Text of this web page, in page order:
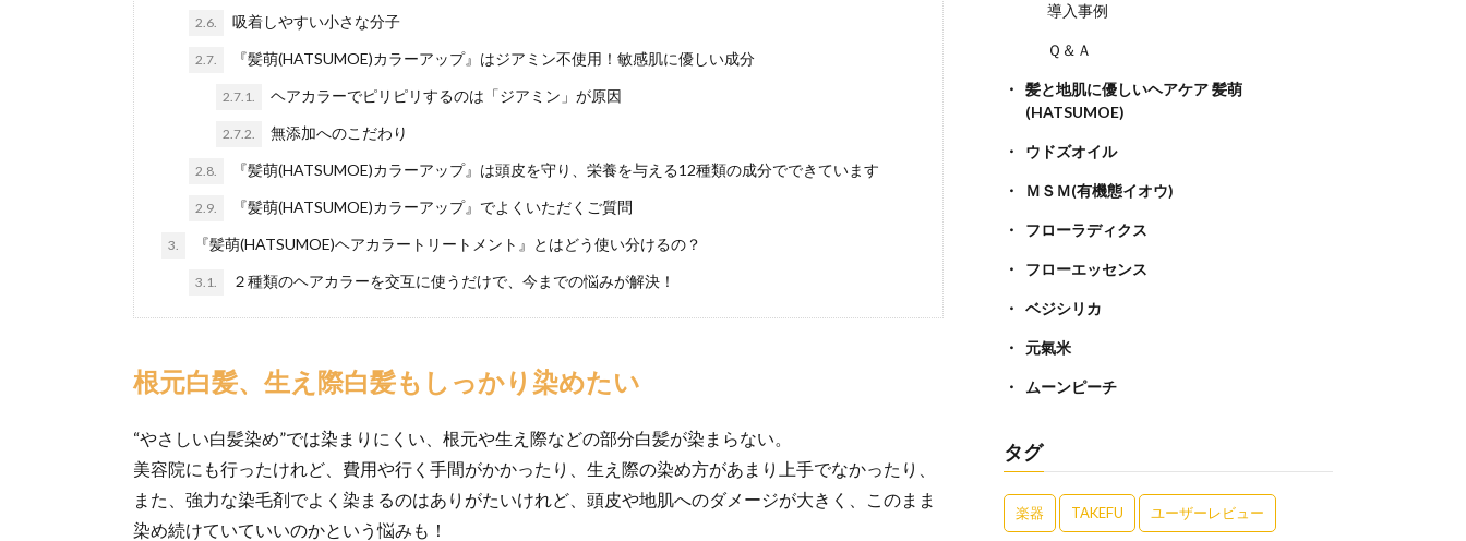
2.6. 吸着しやすい小さな分子
2.7. 『髪萌(HATSUMOE)カラーアップ』はジアミン不使用！敏感肌に優しい成分
2.7.1. ヘアカラーでピリピリするのは「ジアミン」が原因
2.7.2. 無添加へのこだわり
2.8. 『髪萌(HATSUMOE)カラーアップ』は頭皮を守り、栄養を与える12種類の成分でできています
2.9. 『髪萌(HATSUMOE)カラーアップ』でよくいただくご質問
3. 『髪萌(HATSUMOE)ヘアカラートリートメント』とはどう使い分けるの？
3.1. ２種類のヘアカラーを交互に使うだけで、今までの悩みが解決！
根元白髪、生え際白髪もしっかり染めたい
“やさしい白髪染め”では染まりにくい、根元や生え際などの部分白髪が染まらない。
美容院にも行ったけれど、費用や行く手間がかかったり、生え際の染め方があまり上手でなかったり、
また、強力な染毛剤でよく染まるのはありがたいけれど、頭皮や地肌へのダメージが大きく、このまま
染め続けていていいのかという悩みも！
導入事例
Ｑ＆Ａ
髪と地肌に優しいヘアケア 髪萌
(HATSUMOE)
ウドズオイル
ＭＳＭ(有機態イオウ)
フローラディクス
フローエッセンス
ベジシリカ
元氣米
ムーンピーチ
タグ
楽器 TAKEFU ユーザーレビュー